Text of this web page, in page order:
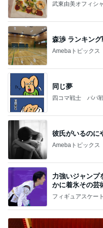
武東由美オフィシ
森渉 ランキン
Amebaトピックス
同じ夢
四コマ戦士 パパ
彼氏がいるのに
Amebaトピックス
力強いジャンプ
かに着氷その芸
なす
フィギュアスケー